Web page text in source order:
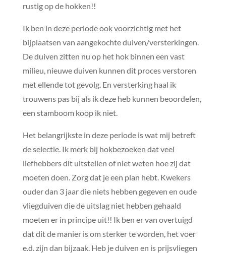
rustig op de hokken!!
Ik ben in deze periode ook voorzichtig met het
bijplaatsen van aangekochte duiven/versterkingen.
De duiven zitten nu op het hok binnen een vast
milieu, nieuwe duiven kunnen dit proces verstoren
met ellende tot gevolg. En versterking haal ik
trouwens pas bij als ik deze heb kunnen beoordelen,
een stamboom koop ik niet.
Het belangrijkste in deze periode is wat mij betreft
de selectie. Ik merk bij hokbezoeken dat veel
liefhebbers dit uitstellen of niet weten hoe zij dat
moeten doen. Zorg dat je een plan hebt. Kwekers
ouder dan 3 jaar die niets hebben gegeven en oude
vliegduiven die de uitslag niet hebben gehaald
moeten er in principe uit!! Ik ben er van overtuigd
dat dit de manier is om sterker te worden, het voer
e.d. zijn dan bijzaak. Heb je duiven en is prijsvliegen